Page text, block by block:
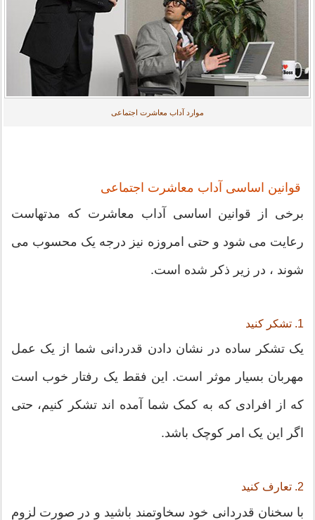
موارد آداب معاشرت اجتماعی
قوانین اساسی آداب معاشرت اجتماعی
برخی از قوانین اساسی آداب معاشرت که مدتهاست
رعایت می شود و حتی امروزه نیز درجه یک محسوب می
شوند ، در زیر ذکر شده است.
1. تشکر کنید
یک تشکر ساده در نشان دادن قدردانی شما از یک عمل
مهربان بسیار موثر است. این فقط یک رفتار خوب است
که از افرادی که به کمک شما آمده اند تشکر کنیم، حتی
اگر این یک امر کوچک باشد.
2. تعارف کنید
با سخنان قدردانی خود سخاوتمند باشید و در صورت لزوم